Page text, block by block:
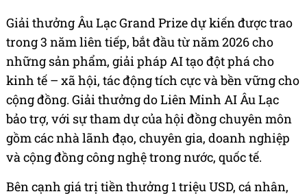
Giải thưởng Âu Lạc Grand Prize dự kiến được trao
trong 3 năm liên tiếp, bắt đầu từ năm 2026 cho
những sản phẩm, giải pháp AI tạo đột phá cho
kinh tế – xã hội, tác động tích cực và bền vững cho
cộng đồng. Giải thưởng do Liên Minh AI Âu Lạc
bảo trợ, với sự tham dự của hội đồng chuyên môn
gồm các nhà lãnh đạo, chuyên gia, doanh nghiệp
và cộng đồng công nghệ trong nước, quốc tế.
Bên cạnh giá trị tiền thưởng 1 triệu USD, cá nhân,